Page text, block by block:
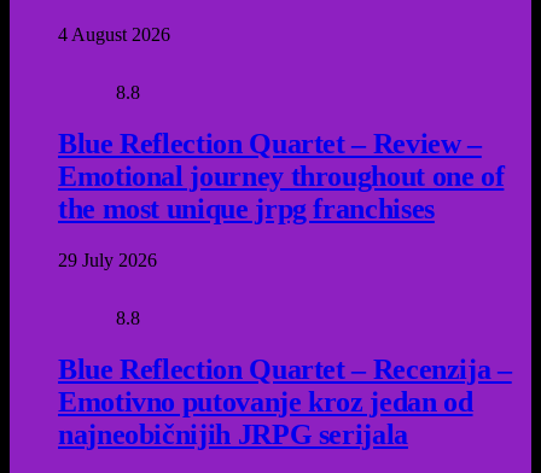
4 August 2026
8.8
Blue Reflection Quartet – Review –
Emotional journey throughout one of
the most unique jrpg franchises
29 July 2026
8.8
Blue Reflection Quartet – Recenzija –
Emotivno putovanje kroz jedan od
najneobičnijih JRPG serijala